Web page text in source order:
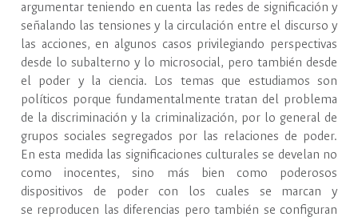
argumentar teniendo en cuenta las redes de significación y
señalando las tensiones y la circulación entre el discurso y
las acciones, en algunos casos privilegiando perspectivas
desde lo subalterno y lo microsocial, pero también desde
el poder y la ciencia. Los temas que estudiamos son
políticos porque fundamentalmente tratan del problema
de la discriminación y la criminalización, por lo general de
grupos sociales segregados por las relaciones de poder.
En esta medida las significaciones culturales se develan no
como inocentes, sino más bien como poderosos
dispositivos de poder con los cuales se marcan y
se reproducen las diferencias pero también se configuran